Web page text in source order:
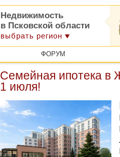
Недвижимость
в Псковской области
выбрать регион
ФОРУМ
Семейная ипотека в
1 июля!